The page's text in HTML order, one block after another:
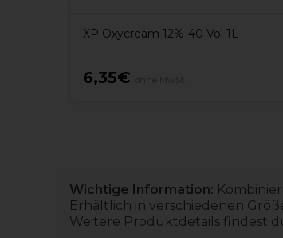
XP Oxycream 12%-40 Vol 1L
6,35€
Wichtige Information:
Erhältlich in verschiedenen
Weitere Produktdetails findest